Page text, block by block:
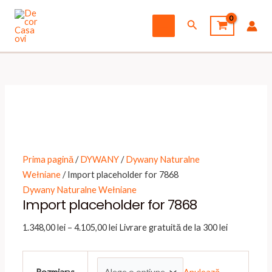
Skip
content
Main
Search
Prima pagină/DYWANY/Dywany Naturalne
Wełniane/ Import placeholder for 7868
Dywany Naturalne Wełniane
Import placeholder for 7868
1.348,00lei – 4.105,00leiInterval
prețuri:
Livrare gratuită de la 300 lei